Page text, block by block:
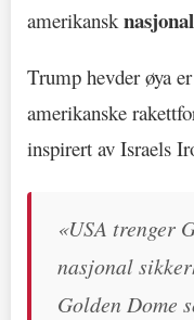
amerikansk
Trump hevder øya
amerikanske
inspirert av Israels
«USA trenger
nasjonal
Golden Dome